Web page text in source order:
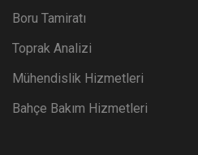
Boru Tamiratı
Toprak Analizi
Mühendislik Hizmetleri
Bahçe Bakım Hizmetleri